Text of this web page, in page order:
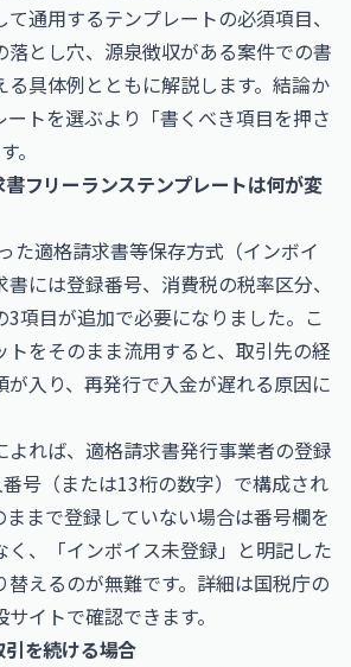
通用するテンプレートの必須項目、
落とし穴、源泉徴収がある案件での書
る具体例とともに解説します。結論か
ートを選ぶより「書くべき項目を押さ
。
フリーランステンプレートは何が変
た適格請求書等保存方式（インボイ
には登録番号、消費税の税率区分、
項目が追加で必要になりました。こ
トをそのまま流用すると、取引先の経
入り、再発行で入金が遅れる原因に
よれば、適格請求書発行事業者の登録
号（または13桁の数字）で構成され
ままで登録していない場合は番号欄を
く、「インボイス未登録」と明記した
替えるのが無難です。詳細は国税庁の
サイトで確認できます。
を続ける場合